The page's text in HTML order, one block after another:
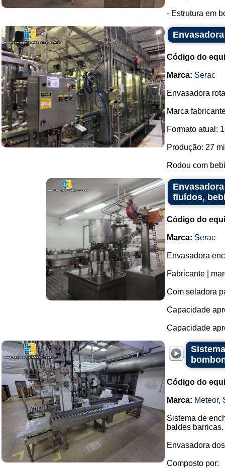
- Estrutura em
Código do
Marca: Serac
Envasadora
Marca
Formato atual:
Produção: 27
Rodou com
fluídos,
Código do
Marca: Serac
Envasadora
Fabricante |
Com seladora
Capacidade
Capacidade
Código do
Marca: Meteor,
Sistema de
baldes barricas.
Envasadora
Composto por: